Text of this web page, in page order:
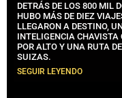
DETRÁS DE LOS 800 MIL
HUBO MÁS DE DIEZ
LLEGARON A DESTINO,
INTELIGENCIA CHAVISTA
POR ALTO Y UNA RUTA
SUIZAS.
SEGUIR LEYENDO